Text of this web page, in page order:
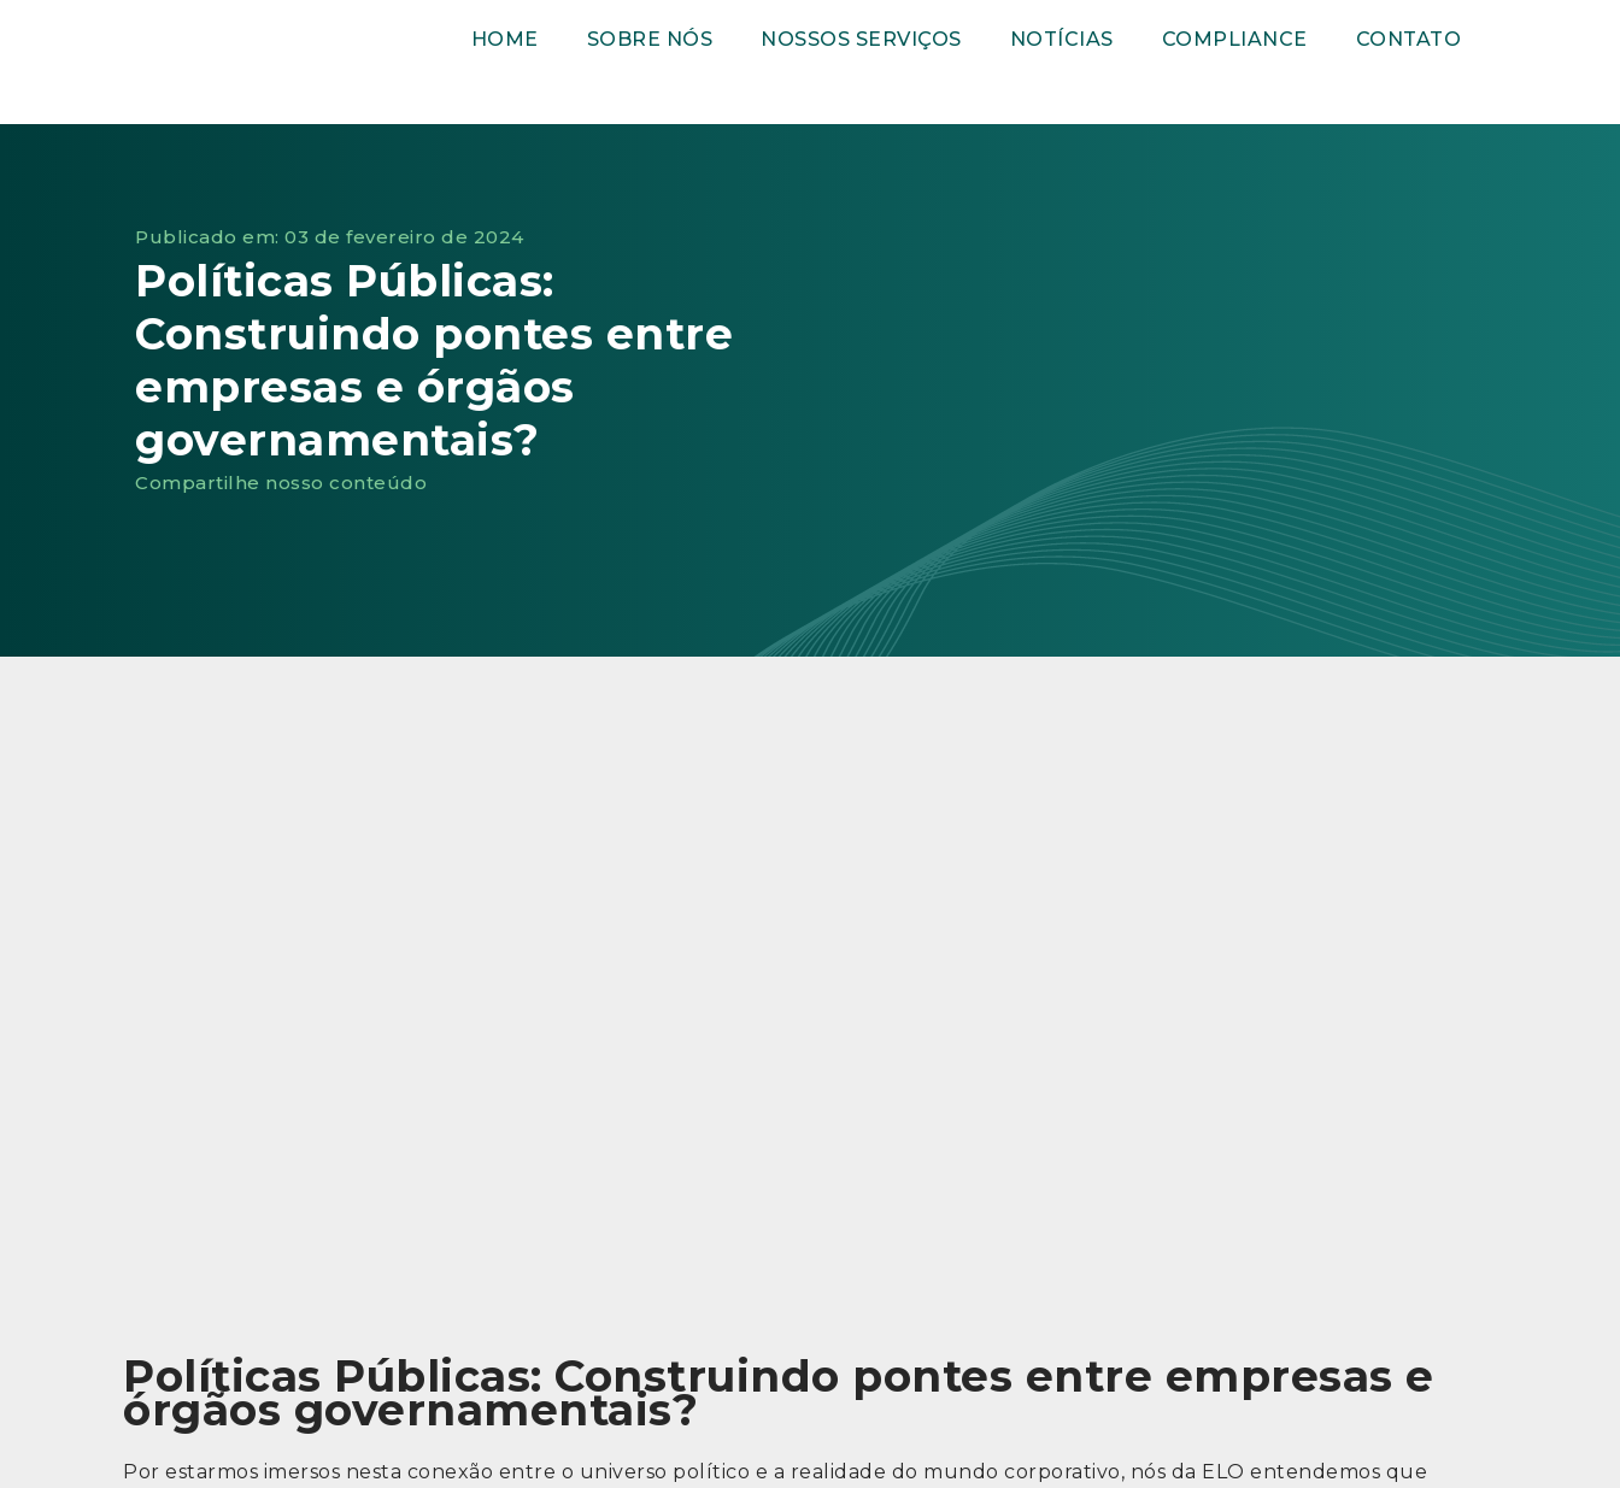
HOME SOBRE NÓS NOSSOS SERVIÇOS NOTÍCIAS COMPLIANCE CONTATO
Publicado em: 03 de fevereiro de 2024
Políticas Públicas:
Construindo pontes entre
empresas e órgãos
governamentais?
Compartilhe nosso conteúdo
Políticas Públicas: Construindo pontes entre empresas e
órgãos governamentais?
Por estarmos imersos nesta conexão entre o universo político e a realidade do mundo corporativo, nós da ELO entendemos que